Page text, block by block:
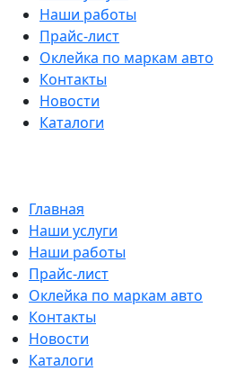
Наши работы
Прайс-лист
Оклейка по маркам авто
Контакты
Новости
Каталоги
Главная
Наши услуги
Наши работы
Прайс-лист
Оклейка по маркам авто
Контакты
Новости
Каталоги